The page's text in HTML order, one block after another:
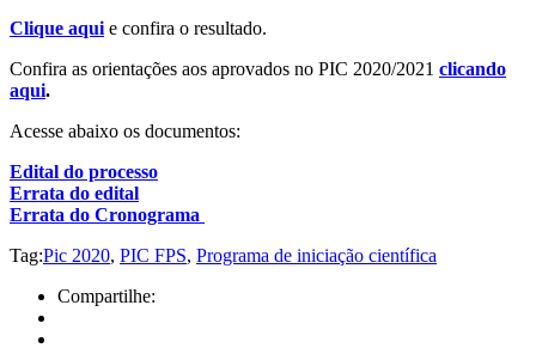
Clique aqui e confira o resultado.
Confira as orientações aos aprovados no PIC 2020/2021 clicando
aqui.
Acesse abaixo os documentos:
Edital do processo
Errata do edital
Errata do Cronograma
Tag:Pic 2020, PIC FPS, Programa de iniciação científica
Compartilhe: